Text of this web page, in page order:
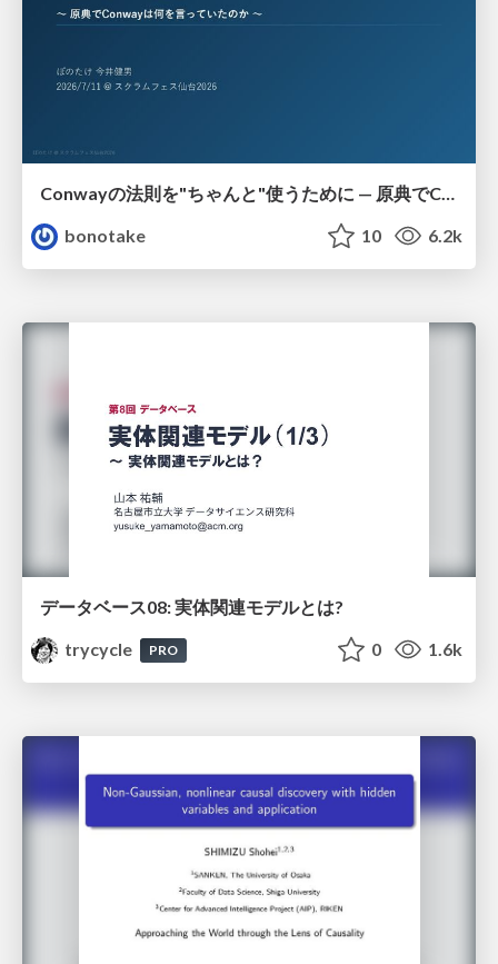
bonotake
10 6.2k
データベース08: 実体関連モデルとは?
trycycle
PRO 0 1.6k